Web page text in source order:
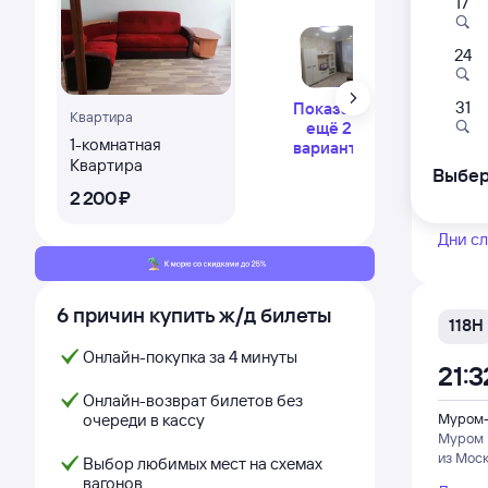
Квартира
1-комнатная
Квартира
2 ⁠200 ⁠₽
Показать
ещё 2
варианта
6 причин купить ж/д билеты
Онлайн-покупка за 4 минуты
Онлайн-возврат билетов без
очереди в кассу
Выбор любимых мест на схемах
вагонов
056М
Муром
из
17:04
Дни
118Н
Муром-
Муром
из
24
31